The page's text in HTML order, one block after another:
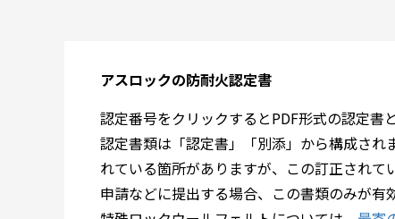
アスロックの防耐火認定書
認定番号をクリックするとPDF形式の認定書
認定書類は「認定書」「別添」から構成さ
れている箇所がありますが、この訂正され
申請などに提出する場合、この書類のみが有